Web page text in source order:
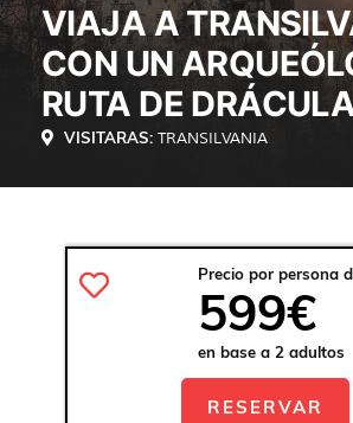
VIAJA A
CON UN
RUTA DE
VISITARAS: TRANSILVANIA
Precio por persona
599€
en base a 2 adultos
RESERVAR